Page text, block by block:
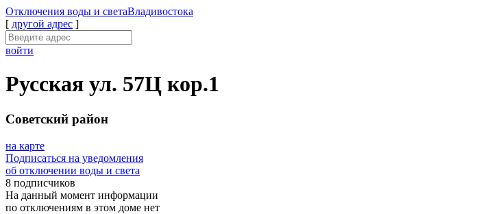
Отключения воды и светаВладивостока
[ другой адрес ]
войти
Русская ул. 57Ц кор.1
Советский район
на карте
Подписаться на уведомления
об отключении воды и света
8 подписчиков
На данный момент информации
по отключениям в этом доме нет